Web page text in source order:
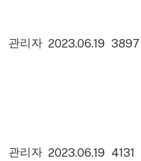
관리자 2023.06.19 3897
관리자 2023.06.19 4131